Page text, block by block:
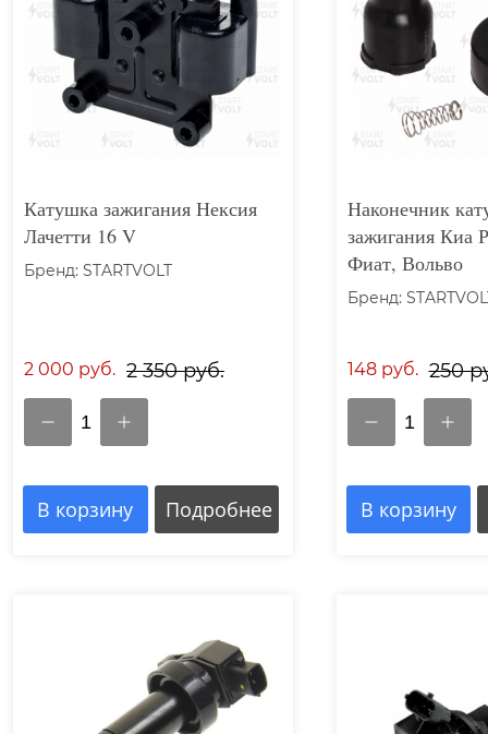
Катушка зажигания Нексия
Лачетти 16 V
Бренд: STARTVOLT
2 000 руб. 2 350 руб.
1
В корзину Подробнее
Наконечник
зажигания Киа
Фиат, Вольво
Бренд:
148 руб. 250
1
В корзину